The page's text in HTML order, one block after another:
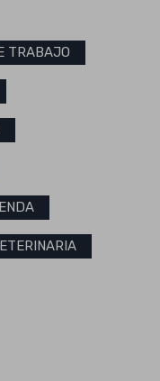
TRABAJO